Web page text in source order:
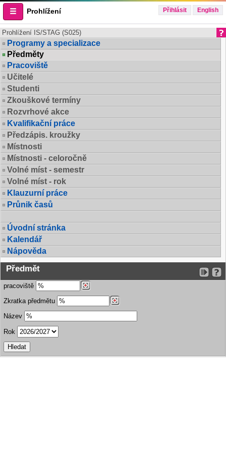
Prohlížení Přihlásit English
Prohlížení IS/STAG (S025)
Programy a specializace
Předměty
Pracoviště
Učitelé
Studenti
Zkouškové termíny
Rozvrhové akce
Kvalifikační práce
Předzápis. kroužky
Místnosti
Místnosti - celoročně
Volné míst - semestr
Volné míst - rok
Klauzurní práce
Průnik časů
Úvodní stránka
Kalendář
Nápověda
Předmět
pracoviště
Zkratka předmětu
Název
Rok